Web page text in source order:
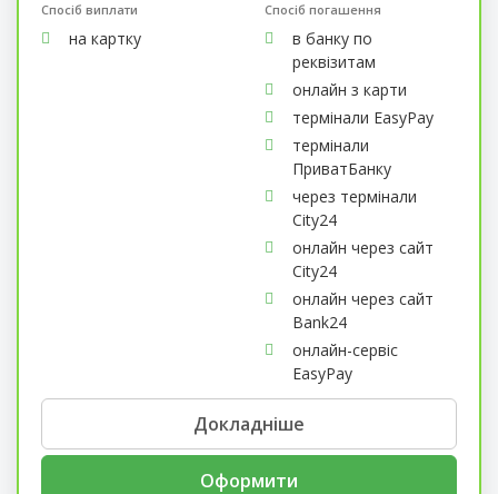
Спосіб виплати
на картку
Спосіб погашення
в банку по
реквізитам
онлайн з карти
термінали EasyPay
термінали
ПриватБанку
через термінали
City24
онлайн через сайт
City24
онлайн через сайт
Bank24
онлайн-сервіс
EasyPay
Докладніше
Оформити